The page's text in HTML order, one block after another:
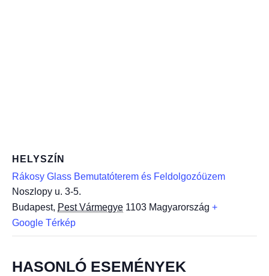
HELYSZÍN
Rákosy Glass Bemutatóterem és Feldolgozóüzem
Noszlopy u. 3-5.
Budapest, Pest Vármegye 1103 Magyarország +
Google Térkép
HASONLÓ ESEMÉNYEK